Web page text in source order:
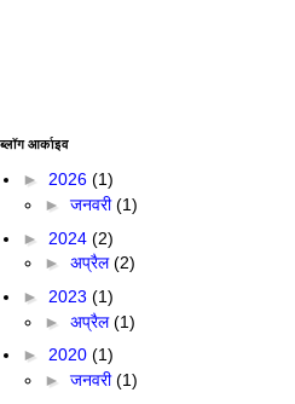
ब्लॉग आर्काइव
► 2026 (1)
► जनवरी(1)
► 2024 (2)
► अप्रैल(2)
► 2023 (1)
► अप्रैल(1)
► 2020 (1)
► जनवरी(1)